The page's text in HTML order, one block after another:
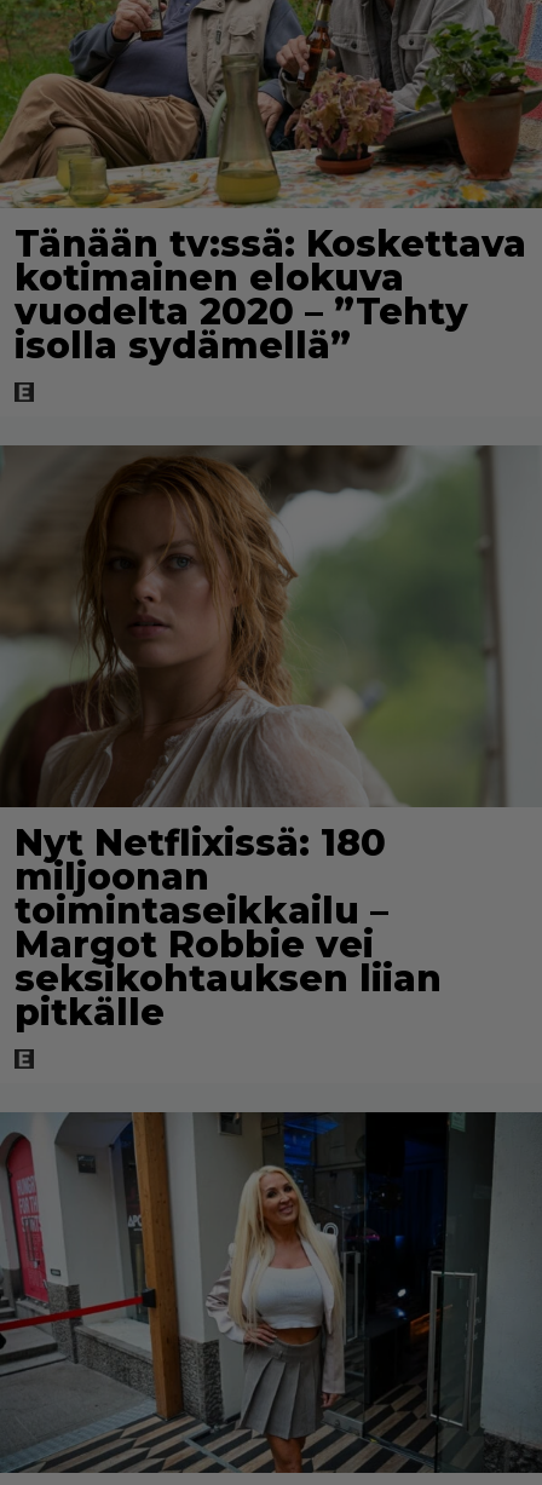
Tänään tv:ssä: Koskettava
kotimainen elokuva
vuodelta 2020 – ”Tehty
isolla sydämellä”
Nyt Netflixissä: 180
miljoonan
toimintaseikkailu –
Margot Robbie vei
seksikohtauksen liian
pitkälle